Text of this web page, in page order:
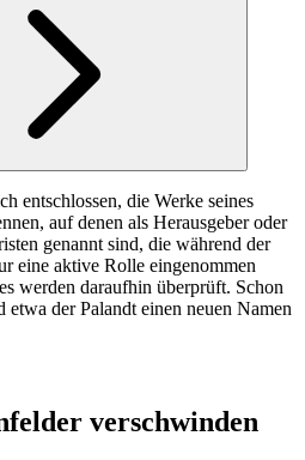
entschlossen, die Werke seines
auf denen als Herausgeber oder
genannt sind, die während der
eine aktive Rolle eingenommen
werden daraufhin überprüft. Schon
der Palandt einen neuen Namen
verschwinden